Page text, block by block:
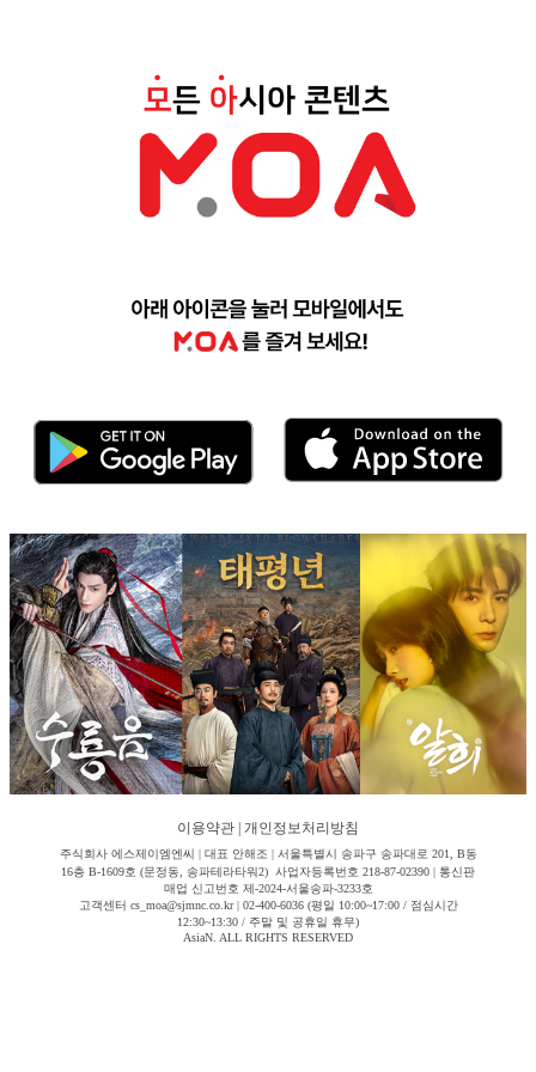
이용약관 개인정보처리방침
주식회사 에스제이엠엔씨 | 대표 안해조 | 서울특별시 송파구 송파대로 201, B동
16층 B-1609호 (문정동, 송파테라타워2) 사업자등록번호 218-87-02390 | 통신판
매업 신고번호 제-2024-서울송파-3233호
고객센터 cs_moa@sjmnc.co.kr | 02-400-6036 (평일 10:00~17:00 / 점심시간
12:30~13:30 / 주말 및 공휴일 휴무)
AsiaN. ALL RIGHTS RESERVED